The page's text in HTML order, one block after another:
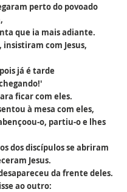
perto do povoado
que ia mais adiante.
insistiram com Jesus,
já é tarde
ficar com eles.
à mesa com eles,
o, partiu-o e lhes
dos discípulos se abriram
Jesus.
da frente deles.
ao outro: